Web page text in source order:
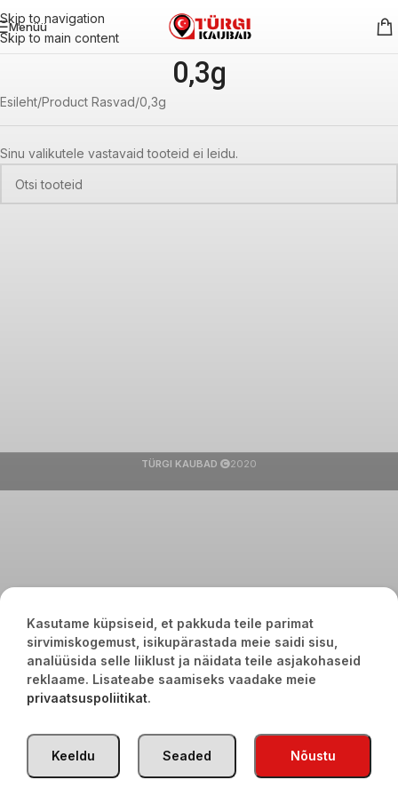
Skip to navigation
Skip to main content
Menüü
0,3g
Esileht Product Rasvad 0,3g
Sinu valikutele vastavaid tooteid ei leidu.
TÜRGI KAUBAD 2020
Kasutame küpsiseid, et pakkuda teile parimat
sirvimiskogemust, isikupärastada meie saidi sisu,
analüüsida selle liiklust ja näidata teile asjakohaseid
reklaame. Lisateabe saamiseks vaadake meie
privaatsuspoliitikat.
Nõustu
Seaded
Keeldu